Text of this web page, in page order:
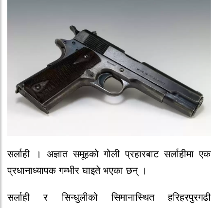
सर्लाही । अज्ञात समूहको गोली प्रहारबाट सर्लाहीमा एक
प्रधानाध्यापक गम्भीर घाइते भएका छन् ।
सर्लाही र सिन्धुलीको सिमानास्थित हरिहरपुरगढी